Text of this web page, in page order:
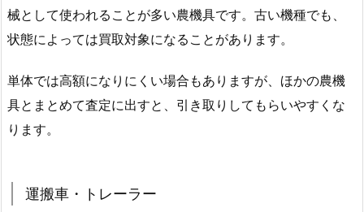
械として使われることが多い農機具です。古い機種でも、
状態によっては買取対象になることがあります。
単体では高額になりにくい場合もありますが、ほかの農機
具とまとめて査定に出すと、引き取りしてもらいやすくな
ります。
運搬車・トレーラー